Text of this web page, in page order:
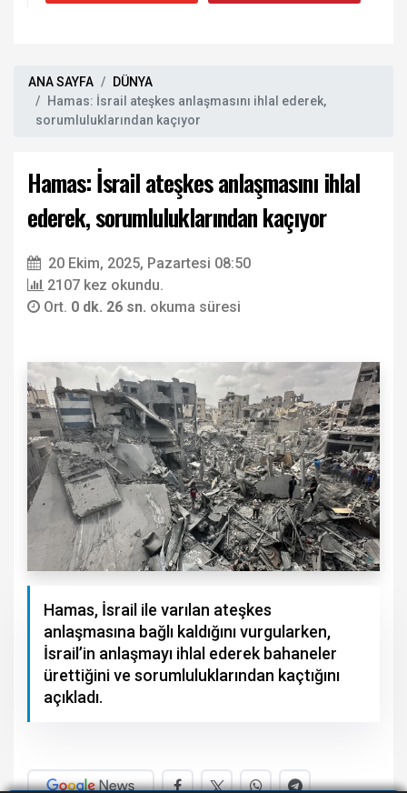
ANA SAYFA
DÜNYA
Hamas: İsrail ateşkes anlaşmasını ihlal ederek,
sorumluluklarından kaçıyor
Hamas: İsrail ateşkes anlaşmasını ihlal
ederek, sorumluluklarından kaçıyor
20 Ekim, 2025, Pazartesi 08:50
2107 kez okundu.
Ort. 0 dk. 26 sn. okuma süresi
Hamas, İsrail ile varılan ateşkes
anlaşmasına bağlı kaldığını vurgularken,
İsrail’in anlaşmayı ihlal ederek bahaneler
ürettiğini ve sorumluluklarından kaçtığını
açıkladı.